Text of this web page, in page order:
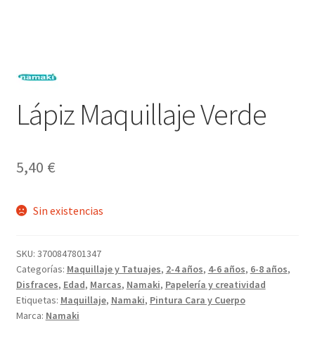
Lápiz Maquillaje Verde
5,40 €
Sin existencias
SKU: 3700847801347
Categorías: Maquillaje y Tatuajes, 2-4 años, 4-6 años, 6-8 años,
Disfraces, Edad, Marcas, Namaki, Papelería y creatividad
Etiquetas: Maquillaje, Namaki, Pintura Cara y Cuerpo
Marca: Namaki